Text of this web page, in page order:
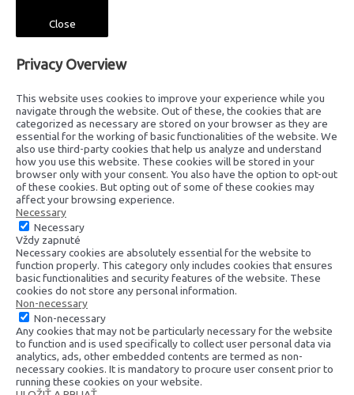
Close
Privacy Overview
This website uses cookies to improve your experience while you
navigate through the website. Out of these, the cookies that are
categorized as necessary are stored on your browser as they are
essential for the working of basic functionalities of the website. We
also use third-party cookies that help us analyze and understand
how you use this website. These cookies will be stored in your
browser only with your consent. You also have the option to opt-out
of these cookies. But opting out of some of these cookies may
affect your browsing experience.
Necessary
Necessary
Vždy zapnuté
Necessary cookies are absolutely essential for the website to
function properly. This category only includes cookies that ensures
basic functionalities and security features of the website. These
cookies do not store any personal information.
Non-necessary
Non-necessary
Any cookies that may not be particularly necessary for the website
to function and is used specifically to collect user personal data via
analytics, ads, other embedded contents are termed as non-
necessary cookies. It is mandatory to procure user consent prior to
running these cookies on your website.